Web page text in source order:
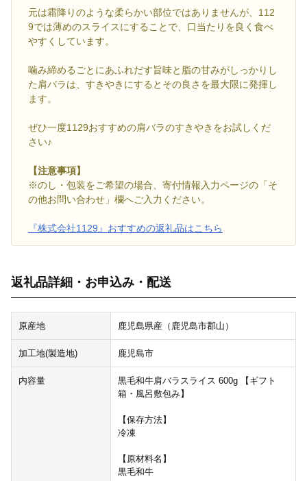
元は霜降りのような柔らかい部位ではありませんが、112
9では薄めのスライスにすることで、口当たりを良く食べ
やすくしています。
噛み締めるごとにあふれだす旨味と脂の甘みがしっかりし
た肩バラは、すきやきにするとその良さを最大限に発揮し
ます。
ぜひ一度1129おすすめの肩バラのすきやきをお試しくだ
さい♪
【注意事項】
※のし・包装をご希望の場合、寄付情報入力ページの「そ
の他お問い合わせ」欄へご入力ください。
『株式会社1129』おすすめの返礼品はこちら
返礼品詳細・お申込み・配送
原産地 鹿児島県産（鹿児島市郡山）
加工地(製造地) 鹿児島市
内容量
黒毛和牛肩バラスライス 600g 【ギフト
箱・風呂敷包み】
【保存方法】
冷凍
【原材料名】
黒毛和牛